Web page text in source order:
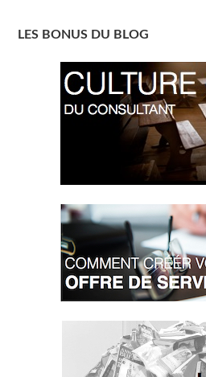
LES BONUS DU BLOG